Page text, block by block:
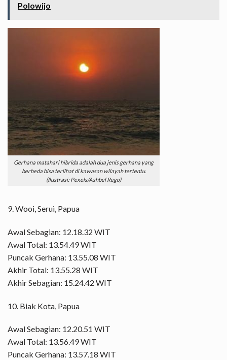
Polowijo
Gerhana matahari hibrida adalah dua jenis gerhana yang
berbeda bisa terlihat di kawasan wilayah tertentu.
(Ilustrasi: Pexels/Ashbel Rego)
9. Wooi, Serui, Papua
Awal Sebagian: 12.18.32 WIT
Awal Total: 13.54.49 WIT
Puncak Gerhana: 13.55.08 WIT
Akhir Total: 13.55.28 WIT
Akhir Sebagian: 15.24.42 WIT
10. Biak Kota, Papua
Awal Sebagian: 12.20.51 WIT
Awal Total: 13.56.49 WIT
Puncak Gerhana: 13.57.18 WIT